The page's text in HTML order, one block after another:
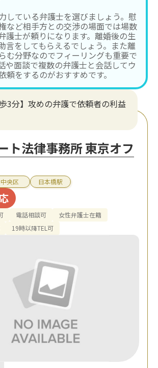
している弁護士を選びましょう。慰
など相手方との交渉の場面では場数
護士が頼りになります。離婚後の生
言をしてもらえるでしょう。また離
む分野なのでフィーリングも重要で
や面談で複数の弁護士と会話してウ
頼をするのがおすすめです。
3分】攻めの弁護で依頼者の利益
ト法律事務所 東京オフ
中央区 日本橋駅
電話相談可
女性弁護士在籍
19時以降TEL可